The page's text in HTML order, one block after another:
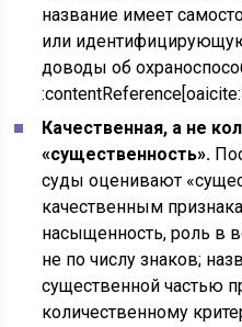
название имеет
или
доводы об
Качественная, а не
«существенность».
суды оценивают
качественным
насыщенность, роль в
не по числу знаков;
существенной частью
количественному